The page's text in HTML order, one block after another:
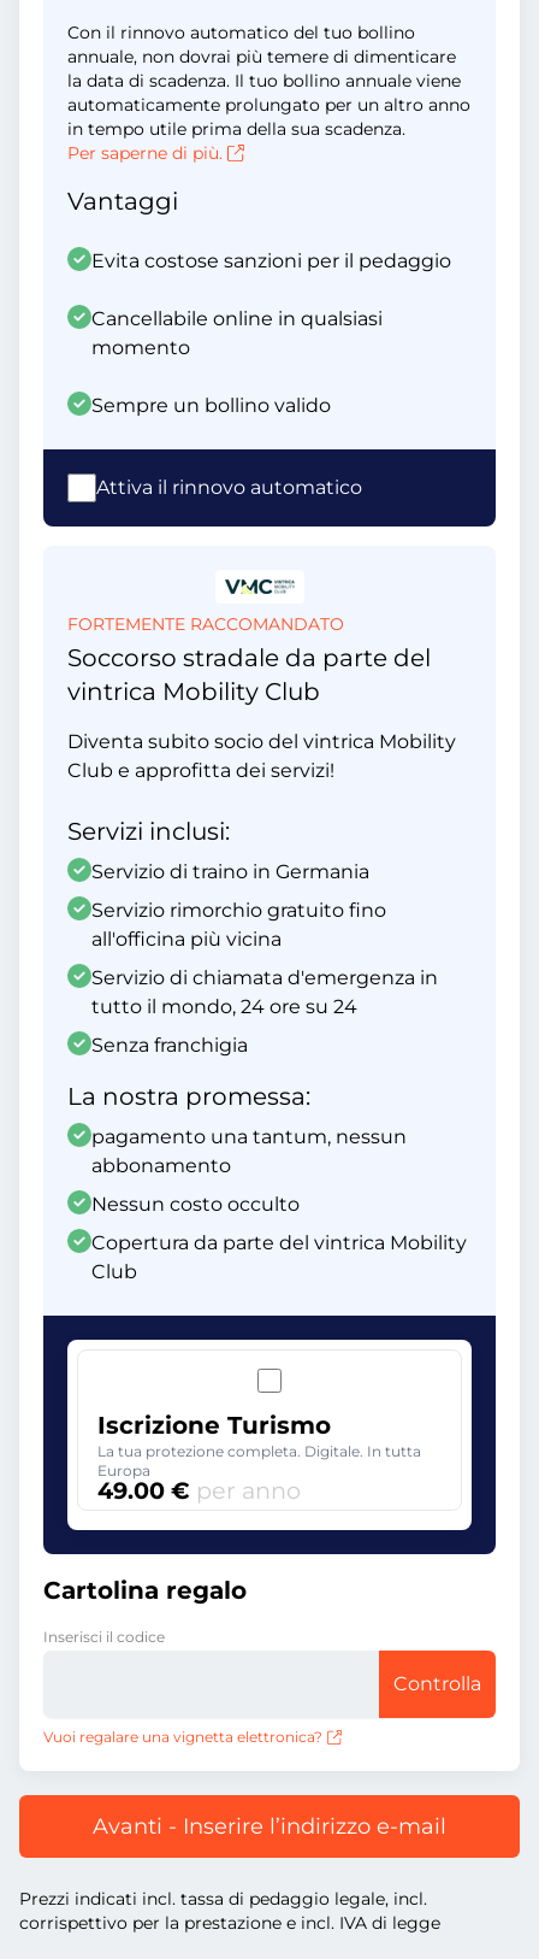
Con il rinnovo automatico del tuo bollino
annuale, non dovrai più temere di dimenticare
la data di scadenza. Il tuo bollino annuale viene
automaticamente prolungato per un altro anno
in tempo utile prima della sua scadenza.
Per saperne di più.
Vantaggi
Evita costose sanzioni per il pedaggio
Cancellabile online in qualsiasi
momento
Sempre un bollino valido
Attiva il rinnovo automatico
FORTEMENTE RACCOMANDATO
Soccorso stradale da parte del
vintrica Mobility Club
Diventa subito socio del vintrica Mobility
Club e approfitta dei servizi!
Servizi inclusi:
Servizio di traino in Germania
Servizio rimorchio gratuito fino
all'officina più vicina
Servizio di chiamata d'emergenza in
tutto il mondo, 24 ore su 24
Senza franchigia
La nostra promessa:
pagamento una tantum, nessun
abbonamento
Nessun costo occulto
Copertura da parte del vintrica Mobility
Club
Iscrizione Turismo
La tua protezione completa. Digitale. In tutta
Europa
49.00 € per anno
Cartolina regalo
Inserisci il codice
Controlla
Vuoi regalare una vignetta elettronica?
Avanti - Inserire l’indirizzo e-mail
Prezzi indicati incl. tassa di pedaggio legale, incl.
corrispettivo per la prestazione e incl. IVA di legge